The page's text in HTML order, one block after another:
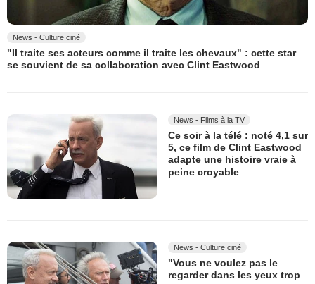
News - Culture ciné
"Il traite ses acteurs comme il traite les chevaux" : cette star
se souvient de sa collaboration avec Clint Eastwood
News - Films à la TV
Ce soir à la télé : noté 4,1 sur
5, ce film de Clint Eastwood
adapte une histoire vraie à
peine croyable
News - Culture ciné
"Vous ne voulez pas le
regarder dans les yeux trop